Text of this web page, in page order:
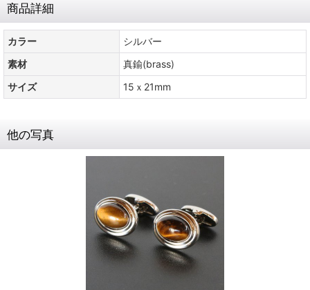
商品詳細
カラー
シルバー
素材
真鍮(brass)
サイズ
15ｘ21mm
他の写真